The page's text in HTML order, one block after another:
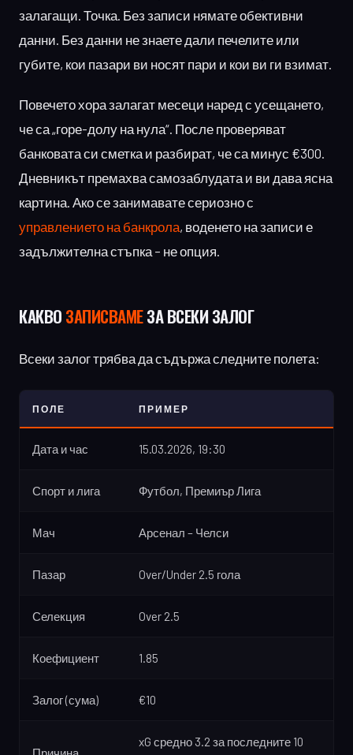
залагащи. Точка. Без записи нямате обективни
данни. Без данни не знаете дали печелите или
губите, кои пазари ви носят пари и кои ви ги взимат.
Повечето хора залагат месеци наред с усещането,
че са „горе-долу на нула“. После проверяват
банковата си сметка и разбират, че са минус €300.
Дневникът премахва самозаблудата и ви дава ясна
картина. Ако се занимавате сериозно с
управлението на банкрола, воденето на записи е
задължителна стъпка – не опция.
КАКВОЗАПИСВАМЕЗА ВСЕКИ ЗАЛОГ
Всеки залог трябва да съдържа следните полета:
ПОЛЕ ПРИМЕР
Дата и час 15.03.2026, 19:30
Спорт и лига Футбол, Премиър Лига
Мач Арсенал – Челси
Пазар Over/Under 2.5 гола
Селекция Over 2.5
Коефициент 1.85
Залог (сума) €10
xG средно 3.2 за последните 10